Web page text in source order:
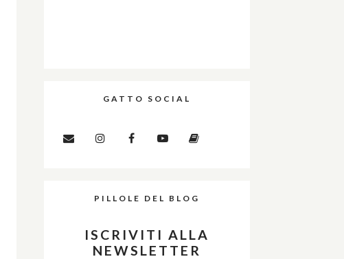
GATTO SOCIAL
PILLOLE DEL BLOG
ISCRIVITI ALLA
NEWSLETTER